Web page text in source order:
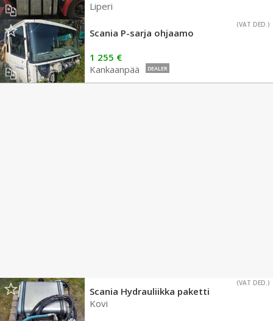
Liperi
(VAT DED.)
Scania P-sarja ohjaamo
1 255 €
Kankaanpää
DEALER
(VAT DED.)
Scania Hydrauliikka paketti
Kovi